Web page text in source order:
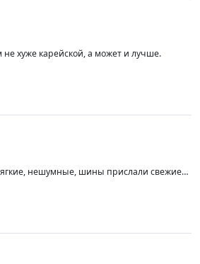
хуже карейской, а может и лучше.
нешумные, шины прислали свежие